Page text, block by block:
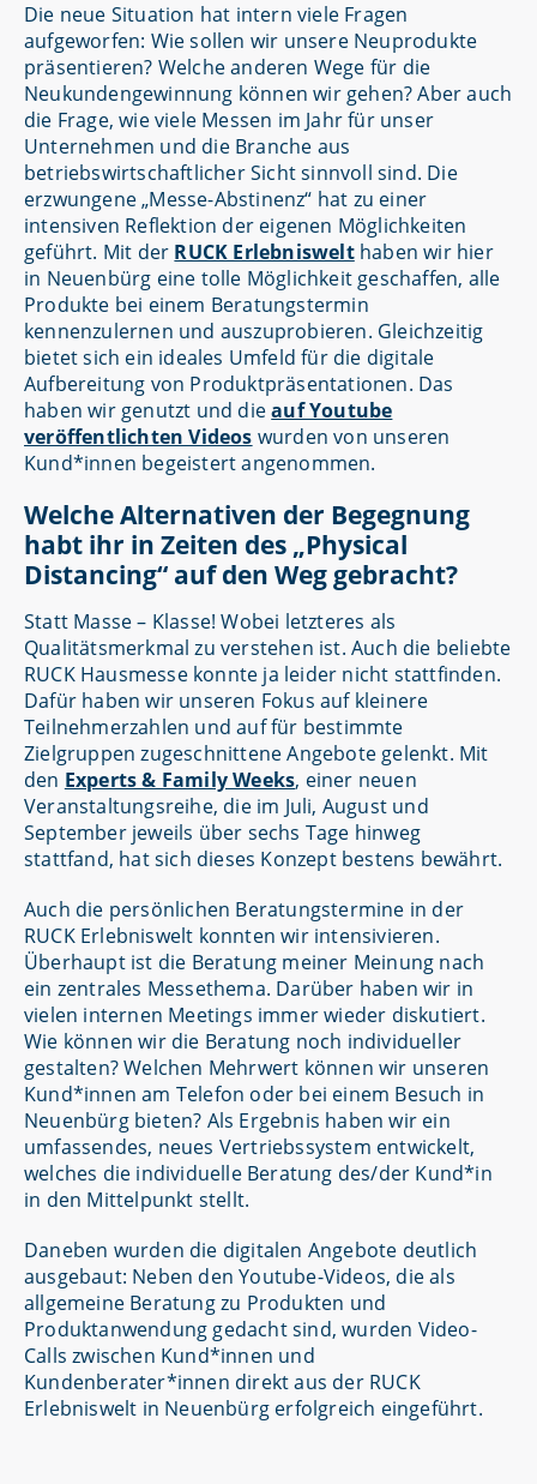
Die neue Situation hat intern viele Fragen
aufgeworfen: Wie sollen wir unsere Neuprodukte
präsentieren? Welche anderen Wege für die
Neukundengewinnung können wir gehen? Aber auch
die Frage, wie viele Messen im Jahr für unser
Unternehmen und die Branche aus
betriebswirtschaftlicher Sicht sinnvoll sind. Die
erzwungene „Messe-Abstinenz“ hat zu einer
intensiven Reflektion der eigenen Möglichkeiten
geführt. Mit der RUCK Erlebniswelthaben wir hier
in Neuenbürg eine tolle Möglichkeit geschaffen, alle
Produkte bei einem Beratungstermin
kennenzulernen und auszuprobieren. Gleichzeitig
bietet sich ein ideales Umfeld für die digitale
Aufbereitung von Produktpräsentationen. Das
haben wir genutzt und dieauf Youtube
veröffentlichten Videos wurden von unseren
Kund*innen begeistert angenommen.
Welche Alternativen der Begegnung
habt ihr in Zeiten des „Physical
Distancing“ auf den Weg gebracht?
Statt Masse – Klasse! Wobei letzteres als
Qualitätsmerkmal zu verstehen ist. Auch die beliebte
RUCK Hausmesse konnte ja leider nicht stattfinden.
Dafür haben wir unseren Fokus auf kleinere
Teilnehmerzahlen und auf für bestimmte
Zielgruppen zugeschnittene Angebote gelenkt. Mit
den Experts & Family Weeks, einer neuen
Veranstaltungsreihe, die im Juli, August und
September jeweils über sechs Tage hinweg
stattfand, hat sich dieses Konzept bestens bewährt.
Auch die persönlichen Beratungstermine in der
RUCK Erlebniswelt konnten wir intensivieren.
Überhaupt ist die Beratung meiner Meinung nach
ein zentrales Messethema. Darüber haben wir in
vielen internen Meetings immer wieder diskutiert.
Wie können wir die Beratung noch individueller
gestalten? Welchen Mehrwert können wir unseren
Kund*innen am Telefon oder bei einem Besuch in
Neuenbürg bieten? Als Ergebnis haben wir ein
umfassendes, neues Vertriebssystem entwickelt,
welches die individuelle Beratung des/der Kund*in
in den Mittelpunkt stellt.
Daneben wurden die digitalen Angebote deutlich
ausgebaut: Neben den Youtube-Videos, die als
allgemeine Beratung zu Produkten und
Produktanwendung gedacht sind, wurden Video-
Calls zwischen Kund*innen und
Kundenberater*innen direkt aus der RUCK
Erlebniswelt in Neuenbürg erfolgreich eingeführt.